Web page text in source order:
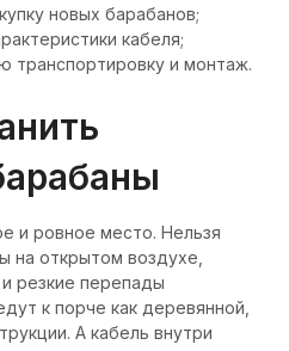
новых барабанов;
кабеля;
транспортировку и монтаж.
и ровное место. Нельзя
на открытом воздухе,
резкие перепады
к порче как деревянной,
А кабель внутри